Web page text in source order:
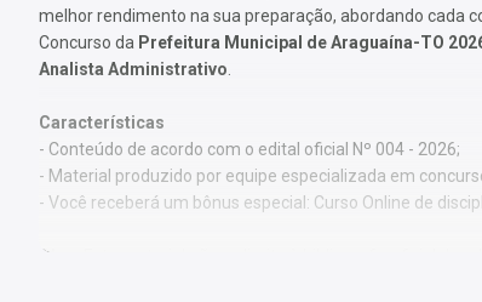
melhor rendimento na sua preparação, abordando cada
Concurso da Prefeitura Municipal de Araguaína-TO
Analista Administrativo
Características
- Conteúdo de acordo com o edital oficial Nº 004 - 2026;
- Material produzido por equipe especializada em
- Você receberá um bônus especial: Curso Online de
Obs.: